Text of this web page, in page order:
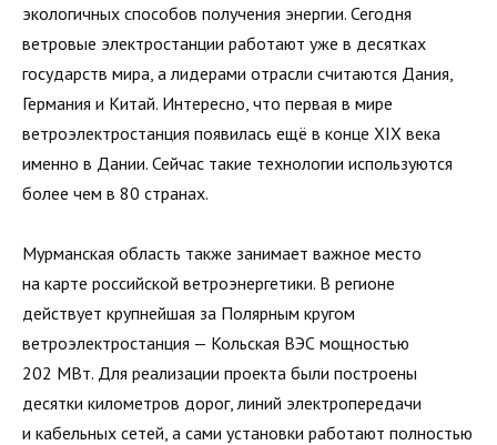
экологичных способов получения энергии. Сегодня
ветровые электростанции работают уже в десятках
государств мира, а лидерами отрасли считаются Дания,
Германия и Китай. Интересно, что первая в мире
ветроэлектростанция появилась ещё в конце XIX века
именно в Дании. Сейчас такие технологии используются
более чем в 80 странах.
Мурманская область также занимает важное место
на карте российской ветроэнергетики. В регионе
действует крупнейшая за Полярным кругом
ветроэлектростанция — Кольская ВЭС мощностью
202 МВт. Для реализации проекта были построены
десятки километров дорог, линий электропередачи
и кабельных сетей, а сами установки работают полностью